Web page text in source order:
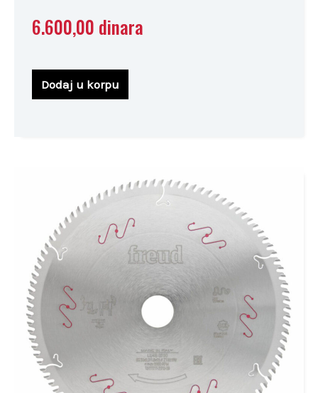
6.600,00 dinara
Dodaj u korpu